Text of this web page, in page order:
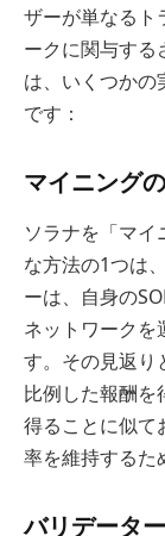
ザーが単なるト
ークに関与する
は、いくつかの
です：
マイニング
ソラナを「マ
な方法の1つは
ーは、自身の
ネットワークを
す。その見返り
比例した報酬を
得ることに似て
率を維持するた
バリデータ